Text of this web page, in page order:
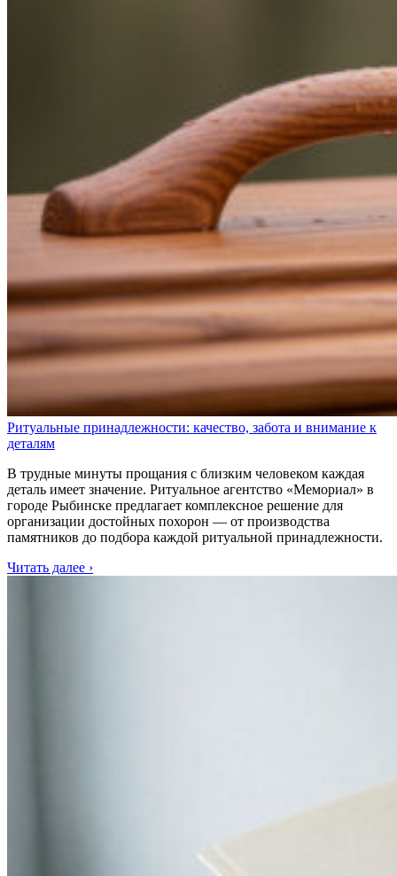
Ритуальные принадлежности: качество, забота и внимание к
деталям
В трудные минуты прощания с близким человеком каждая
деталь имеет значение. Ритуальное агентство «Мемориал» в
городе Рыбинске предлагает комплексное решение для
организации достойных похорон — от производства
памятников до подбора каждой ритуальной принадлежности.
Читать далее ›